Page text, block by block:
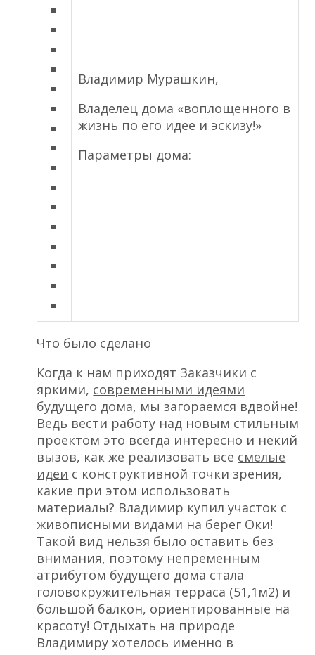
Владимир Мурашкин,
Владелец дома «воплощенного в
жизнь по его идее и эскизу!»
Параметры дома:
Что было сделано
Когда к нам приходят Заказчики с
яркими, современными идеями
будущего дома, мы загораемся вдвойне!
Ведь вести работу над новым стильным
проектом это всегда интересно и некий
вызов, как же реализовать все смелые
идеи с конструктивной точки зрения,
какие при этом использовать
материалы? Владимир купил участок с
живописными видами на берег Оки!
Такой вид нельзя было оставить без
внимания, поэтому непременным
атрибутом будущего дома стала
головокружительная терраса (51,1м2) и
большой балкон, ориентированные на
красоту! Отдыхать на природе
Владимиру хотелось именно в